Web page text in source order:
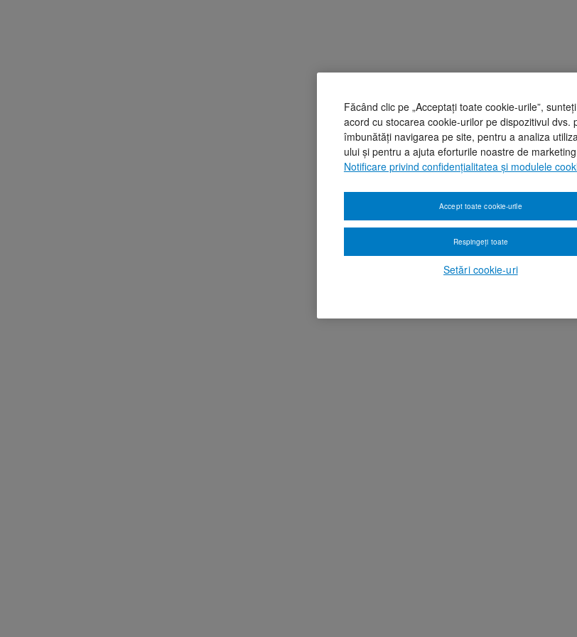
Făcând clic pe „Acceptați toate cookie-urile”,
acord cu stocarea cookie-urilor pe dispozitivul dvs.
îmbunătăți navigarea pe site, pentru a analiza
ului și pentru a ajuta eforturile noastre de marketing
Notificare privind confidențialitatea și modulele
Setări cookie-uri
Respingeți toate
Accept toate cookie-urile